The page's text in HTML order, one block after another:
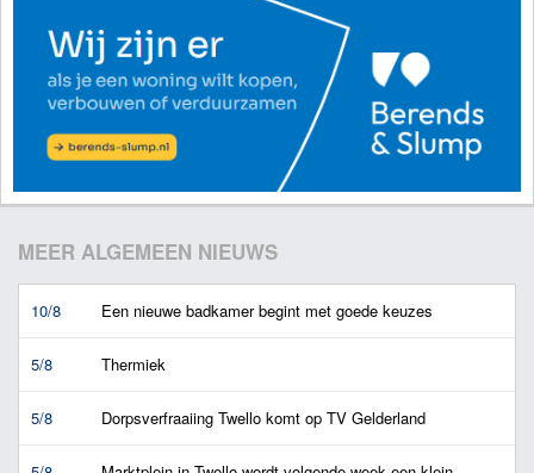
MEER ALGEMEEN NIEUWS
10/8 Een nieuwe badkamer begint met goede keuzes
5/8 Thermiek
5/8 Dorpsverfraaiing Twello komt op TV Gelderland